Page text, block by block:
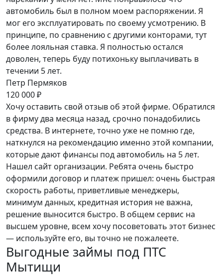
автомобиль был в полном моем распоряжении. Я
мог его эксплуатировать по своему усмотрению. В
принципе, по сравнению с другими конторами, тут
более лояльная ставка. Я полностью остался
доволен, теперь буду потихоньку выплачивать в
течении 5 лет.
Петр Пермяков
120 000 ₽
Хочу оставить свой отзыв об этой фирме. Обратился
в фирму два месяца назад, срочно понадобились
средства. В интернете, точно уже не помню где,
наткнулся на рекомендацию именно этой компании,
которые дают финансы под автомобиль на 5 лет.
Нашел сайт организации. Ребята очень быстро
оформили договор и платеж пришел: очень быстрая
скорость работы, приветливые менеджеры,
минимум данных, кредитная история не важна,
решение выносится быстро. В общем сервис на
высшем уровне, всем хочу посоветовать этот бизнес
— используйте его, вы точно не пожалеете.
Выгодные займы под ПТС
Мытищи